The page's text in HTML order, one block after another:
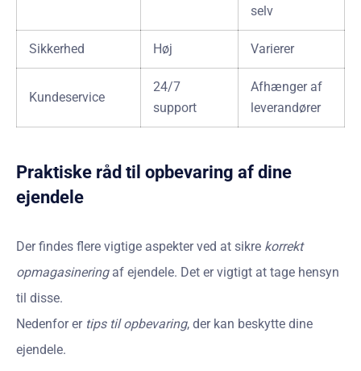
selv
Sikkerhed Høj Varierer
Kundeservice
24/7
support
Afhænger af
leverandører
Praktiske råd til opbevaring af dine
ejendele
Der findes flere vigtige aspekter ved at sikre korrekt
opmagasineringaf ejendele. Det er vigtigt at tage hensyn
til disse.
Nedenfor er tips til opbevaring, der kan beskytte dine
ejendele.